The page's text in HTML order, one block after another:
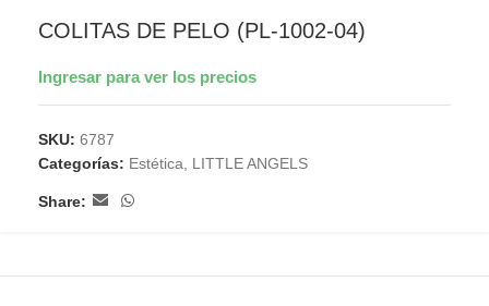
COLITAS DE PELO (PL-1002-04)
Ingresar para ver los precios
SKU: 6787
Categorías: Estética LITTLE ANGELS
Share: